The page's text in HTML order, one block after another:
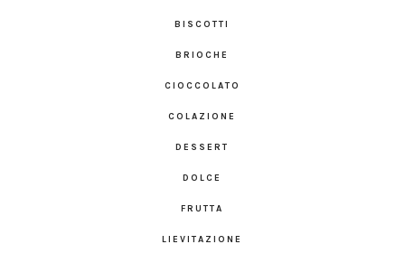
BISCOTTI
BRIOCHE
CIOCCOLATO
COLAZIONE
DESSERT
DOLCE
FRUTTA
LIEVITAZIONE